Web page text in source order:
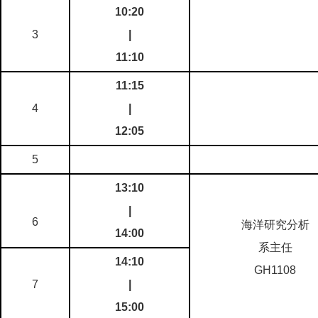
3
10:20
11:10
4
11:15
12:05
5
6
13:10
14:00
海洋研究分析
系主任
GH1108
7
14:10
15:00